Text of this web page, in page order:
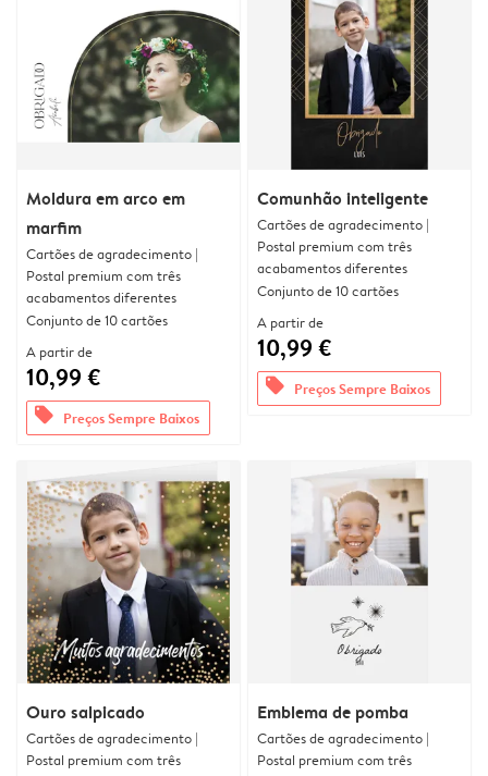
Moldura em arco em
marfim
Cartões de agradecimento |
Postal premium com três
acabamentos diferentes
Conjunto de 10 cartões
A partir de
10,99 €
offers Preços Sempre Baixos
Comunhão inteligente
Cartões de agradecimento |
Postal premium com três
acabamentos diferentes
Conjunto de 10 cartões
A partir de
10,99 €
offers Preços Sempre Baixos
Ouro salpicado
Cartões de agradecimento |
Postal premium com três
Emblema de pomba
Cartões de agradecimento |
Postal premium com três